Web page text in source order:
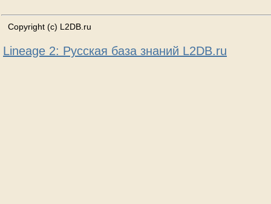
Copyright (c) L2DB.ru
Lineage 2: Русская база знаний L2DB.ru